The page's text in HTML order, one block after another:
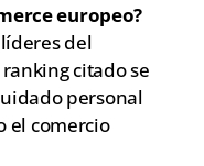
europeo?
del
citado se
personal
el comercio